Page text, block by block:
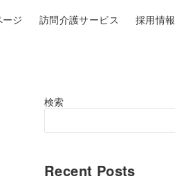
ジ 訪問介護サービス 採用情報
検索
Recent Posts